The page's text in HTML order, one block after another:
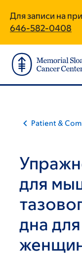
main
content
footer
Для записи на
646-582-0408
Patient &
для
дна для